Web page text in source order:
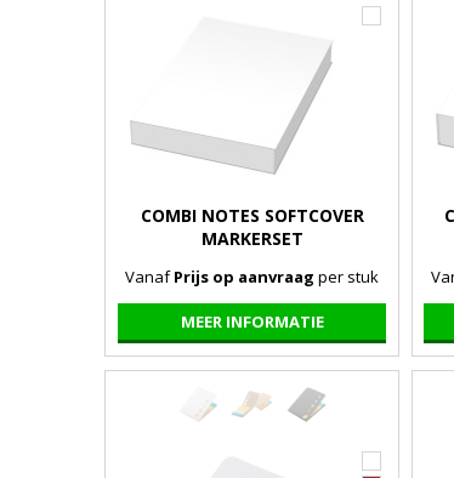
COMBI NOTES SOFTCOVER
MARKERSET
VanafPrijs op aanvraag per stuk
MEER INFORMATIE